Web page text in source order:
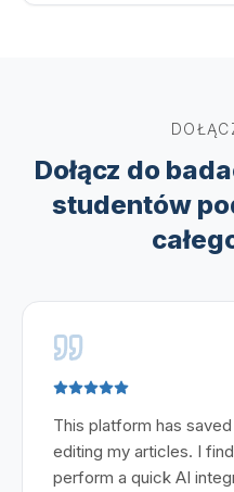
Dołącz do
studentów
This platform has
editing my articles. I
perform a quick AI